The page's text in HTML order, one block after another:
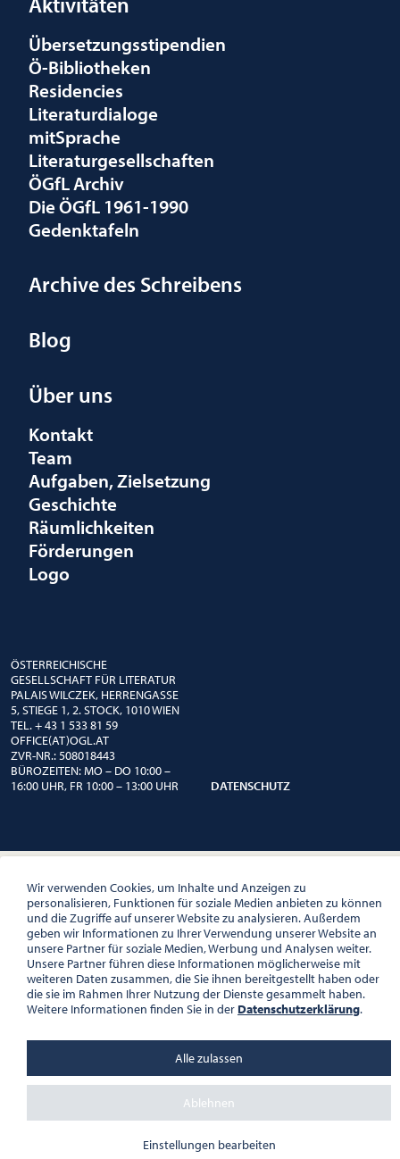
Übersetzungsstipendien
Ö-Bibliotheken
Residencies
Literaturdialoge
mitSprache
Literaturgesellschaften
ÖGfL Archiv
Die ÖGfL 1961-1990
Gedenktafeln
Archive des Schreibens
Blog
Über uns
Kontakt
Team
Aufgaben, Zielsetzung
Geschichte
Räumlichkeiten
Förderungen
Logo
ÖSTERREICHISCHE
GESELLSCHAFT FÜR LITERATUR
PALAIS WILCZEK, HERRENGASSE
5, STIEGE 1, 2. STOCK, 1010 WIEN
TEL. + 43 1 533 81 59
OFFICE(AT)OGL.AT
ZVR-NR.: 508018443
BÜROZEITEN: MO – DO 10:00 –
16:00 UHR, FR 10:00 – 13:00 UHR
DATENSCHUTZ
Wir verwenden Cookies, um Inhalte und Anzeigen zu
personalisieren, Funktionen für soziale Medien anbieten zu können
und die Zugriffe auf unserer Website zu analysieren. Außerdem
geben wir Informationen zu Ihrer Verwendung unserer Website an
unsere Partner für soziale Medien, Werbung und Analysen weiter.
Unsere Partner führen diese Informationen möglicherweise mit
weiteren Daten zusammen, die Sie ihnen bereitgestellt haben oder
die sie im Rahmen Ihrer Nutzung der Dienste gesammelt haben.
Weitere Informationen finden Sie in der Datenschutzerklärung.
Einstellungen bearbeiten
Ablehnen
Alle zulassen